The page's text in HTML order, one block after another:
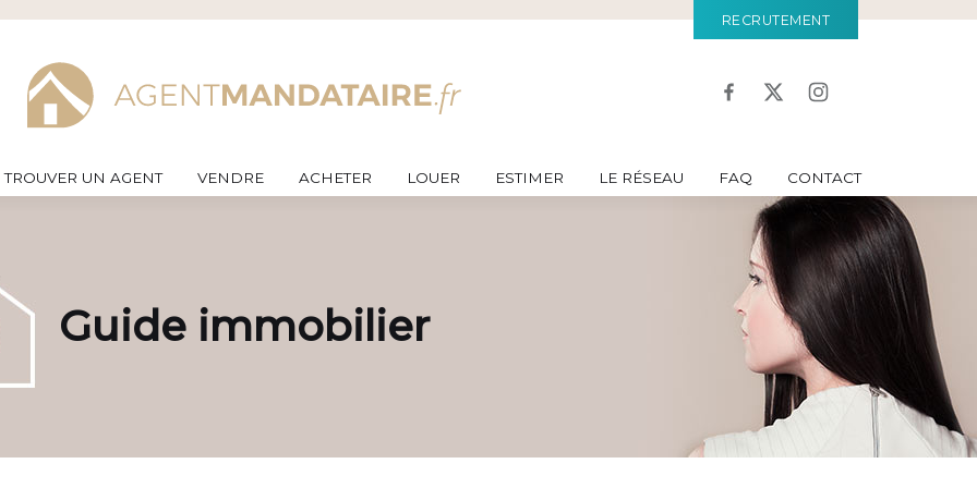
RECRUTEMENT
TROUVER UN AGENT VENDRE ACHETER LOUER ESTIMER LE RÉSEAU FAQ CONTACT
Guide immobilier